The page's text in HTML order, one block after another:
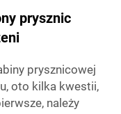
prysznic
prysznicowej
oto kilka kwestii,
należy